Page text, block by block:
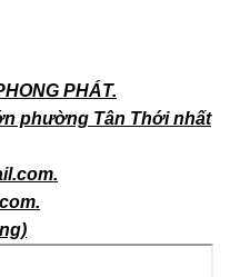
PHÁT.
phường Tân Thới nhất